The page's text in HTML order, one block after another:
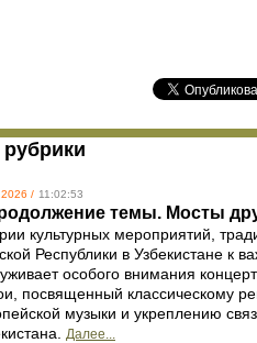
/ 11:02:53
темы. Мосты
культурных мероприятий,
Республики в Узбекистане к
особого внимания
посвященный классическому
музыки и укреплению
Далее...